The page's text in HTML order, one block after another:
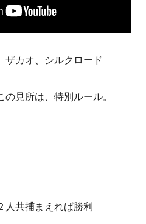
ザカオ、シルクロード
見所は、特別ルール。
共捕まえれば勝利